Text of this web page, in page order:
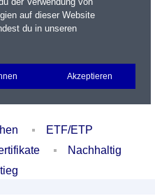
Portfolio Login
ETF/ETP
Nachhaltig
auf dieser Website
du in unseren
Akzeptieren